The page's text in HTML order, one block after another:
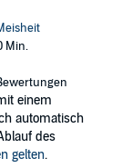
Min.
einem
automatisch
des
gelten.